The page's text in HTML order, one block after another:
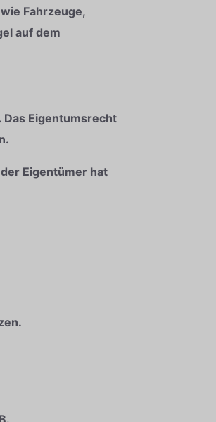
Fahrzeuge,
auf dem
Das Eigentumsrecht
Eigentümer hat